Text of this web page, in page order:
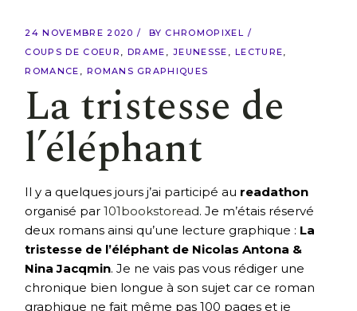
24 NOVEMBRE 2020 BY CHROMOPIXEL
COUPS DE COEUR
DRAME JEUNESSE
LECTURE
ROMANCE
ROMANS GRAPHIQUES
La tristesse de
l’éléphant
Il y a quelques jours j’ai participé au readathon
organisé par101bookstoread. Je m’étais réservé
deux romans ainsi qu’une lecture graphique : La
tristesse de l’éléphant de Nicolas Antona &
Nina Jacqmin. Je ne vais pas vous rédiger une
chronique bien longue à son sujet car ce roman
graphique ne fait même pas 100 pages et je